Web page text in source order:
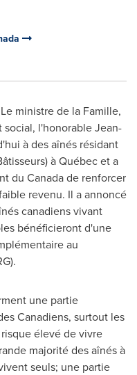
ministre de la Famille,
l'honorable Jean-
à des aînés résidant
à Québec et a
du Canadade renforcer
revenu. Il a annoncé
canadiens vivant
bénéficieront d'une
au
une partie
Canadiens, surtout les
élevé de vivre
majorité des aînés à
seuls; une partie